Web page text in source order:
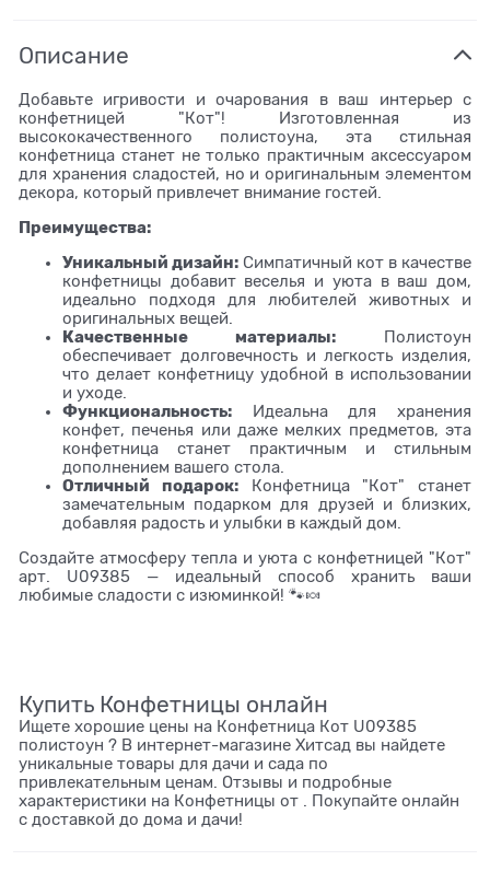
Описание
Добавьте игривости и очарования в ваш интерьер с
конфетницей "Кот"! Изготовленная из
высококачественного полистоуна, эта стильная
конфетница станет не только практичным аксессуаром
для хранения сладостей, но и оригинальным элементом
декора, который привлечет внимание гостей.
Преимущества:
Уникальный дизайн: Симпатичный кот в качестве
конфетницы добавит веселья и уюта в ваш дом,
идеально подходя для любителей животных и
оригинальных вещей.
Качественные материалы: Полистоун
обеспечивает долговечность и легкость изделия,
что делает конфетницу удобной в использовании
и уходе.
Функциональность: Идеальна для хранения
конфет, печенья или даже мелких предметов, эта
конфетница станет практичным и стильным
дополнением вашего стола.
Отличный подарок:Конфетница "Кот" станет
замечательным подарком для друзей и близких,
добавляя радость и улыбки в каждый дом.
Создайте атмосферу тепла и уюта с конфетницей "Кот"
арт. U09385 — идеальный способ хранить ваши
любимые сладости с изюминкой! 🐾🍬
Купить Конфетницы онлайн
Ищете хорошие цены на Конфетница Кот U09385
полистоун ? В интернет-магазине Хитсад вы найдете
уникальные товары для дачи и сада по
привлекательным ценам. Отзывы и подробные
характеристики на Конфетницы от . Покупайте онлайн
с доставкой до дома и дачи!